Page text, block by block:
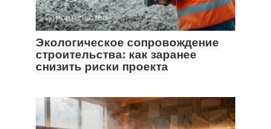
Строительство
Экологическое сопровождение
строительства: как заранее
снизить риски проекта